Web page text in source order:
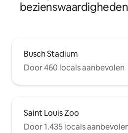
Busch Stadium
Door 460 locals aanbevolen
Saint Louis Zoo
Door 1.435 locals